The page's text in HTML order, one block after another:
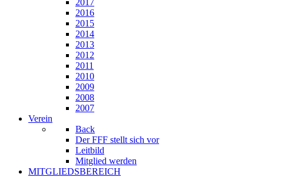
2017
2016
2015
2014
2013
2012
2011
2010
2009
2008
2007
Verein
Back
Der FFF stellt sich vor
Leitbild
Mitglied werden
MITGLIEDSBEREICH